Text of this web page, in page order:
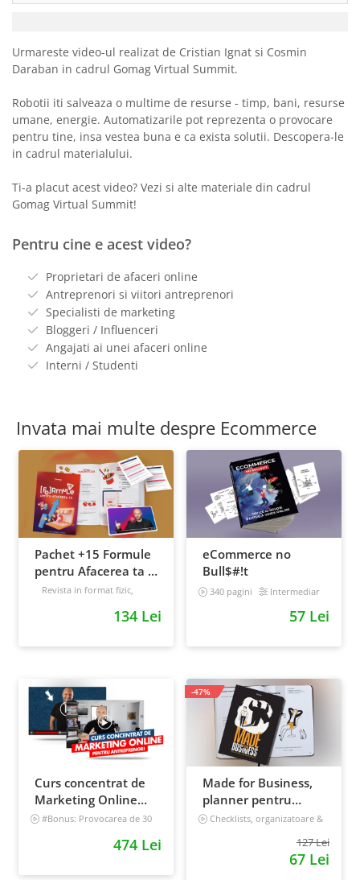
Urmareste video-ul realizat de Cristian Ignat si Cosmin
Daraban in cadrul Gomag Virtual Summit.
Robotii iti salveaza o multime de resurse - timp, bani, resurse
umane, energie. Automatizarile pot reprezenta o provocare
pentru tine, insa vestea buna e ca exista solutii. Descopera-le
in cadrul materialului.
Ti-a placut acest video? Vezi si alte materiale din cadrul
Gomag Virtual Summit!
Pentru cine e acest video?
Proprietari de afaceri online
Antreprenori si viitori antreprenori
Specialisti de marketing
Bloggeri / Influenceri
Angajati ai unei afaceri online
Interni / Studenti
Invata mai multe despre Ecommerce
Pachet +15 Formule
pentru Afacerea ta +
Prompt-uri dedicate
Revista in format fizic,
134 Lei
eCommerce no
Bull$#!t
340 pagini Intermediar
57 Lei
Curs concentrat de
Marketing Online
pentru antreprenori
#Bonus: Provocarea de 30
474 Lei
Made for Business,
planner pentru
afaceri & viata,
Checklists, organizatoare &
127 Lei
67 Lei
-47%